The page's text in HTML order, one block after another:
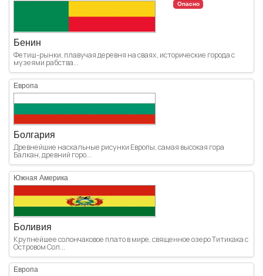
Опасно
Бенин
Фетиш-рынки, плавучая деревня на сваях, исторические города с
музеями рабства...
Европа
Болгария
Древнейшие наскальные рисунки Европы, самая высокая гора
Балкан, древний горо...
Южная Америка
Боливия
Крупнейшее солончаковое плато в мире, священное озеро Титикака с
Островом Сол...
Европа